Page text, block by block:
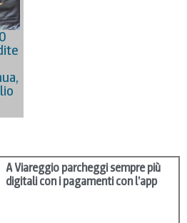
A Viareggio parcheggi sempre più
digitali con i pagamenti con l’app